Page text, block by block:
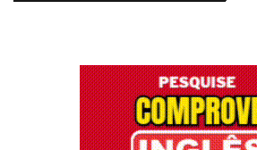
produtiva com
sindicato dos
professores
15 de outubro de 2025
Em "PINHEIRO-MA"